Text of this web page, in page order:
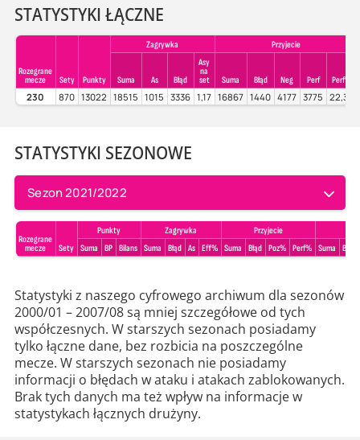
STATYSTYKI ŁĄCZNE
Rozegrane
mecze
Sety Punkty
Zagrywka Przyjecie
Suma As Błąd
Asy
na
set
Suma Błąd Neg Perf Perf%
230 870 13022 18515 1015 3336 1,17 16867 1440 4177 3775 22,38
STATYSTYKI SEZONOWE
Sezon 2021/2022
Rozegrane
mecze
Sety
Punkty Zagrywka
Przyjecie
Suma
BP Bilans Suma Błąd As Eff% Suma Błąd Poz% Perf% Suma Błąd
Statystyki z naszego cyfrowego archiwum dla sezonów
2000/01 – 2007/08 są mniej szczegółowe od tych
współczesnych. W starszych sezonach posiadamy
tylko łączne dane, bez rozbicia na poszczególne
mecze. W starszych sezonach nie posiadamy
informacji o błędach w ataku i atakach zablokowanych.
Brak tych danych ma też wpływ na informacje w
statystykach łącznych drużyny.